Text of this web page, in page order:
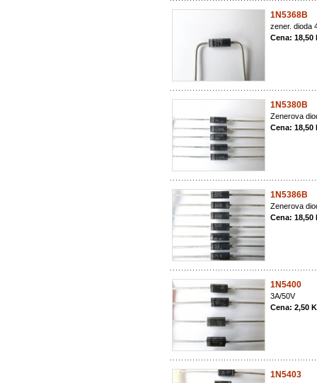
1N5368B
zener. dioda
Cena: 18,50
1N5380B
Zenerova
Cena: 18,50
1N5386B
Zenerova
Cena: 18,50
1N5400
3A/50V
Cena: 2,50
1N5403